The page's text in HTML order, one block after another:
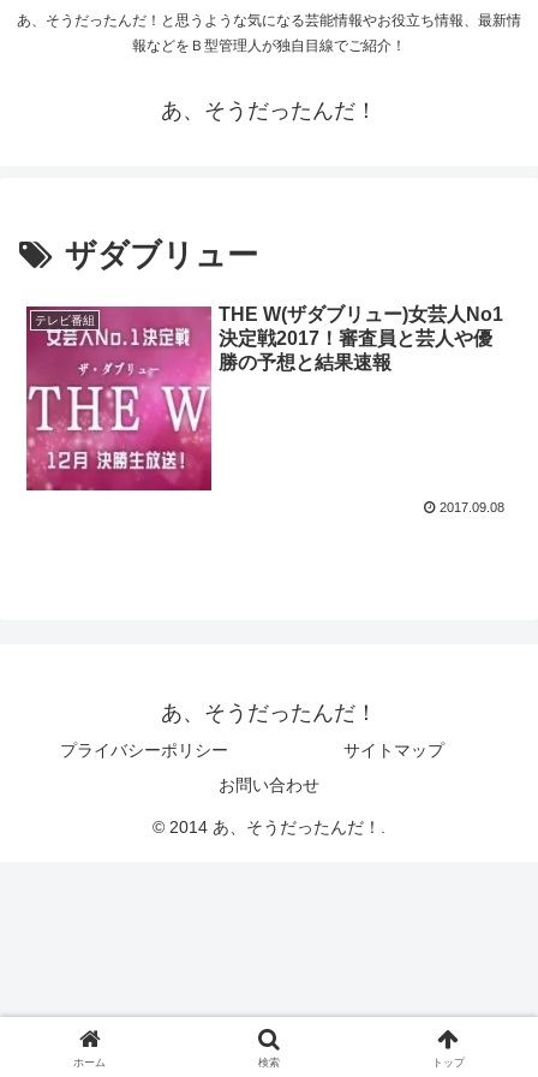
あ、そうだったんだ！と思うような気になる芸能情報やお役立ち情報、最新情
報などをＢ型管理人が独自目線でご紹介！
あ、そうだったんだ！
ザダブリュー
テレビ番組
THE W(ザダブリュー)女芸人No1
決定戦2017！審査員と芸人や優
勝の予想と結果速報
2017.09.08
あ、そうだったんだ！
プライバシーポリシー
サイトマップ
お問い合わせ
© 2014 あ、そうだったんだ！.
ホーム 検索 トップ